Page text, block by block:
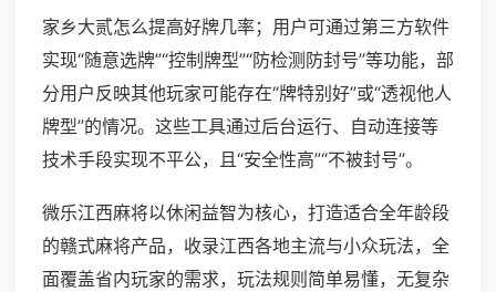
家乡大贰怎么提高好牌几率；用户可通过第三方软件
实现“随意选牌”“控制牌型”“防检测防封号”等功能，部
分用户反映其他玩家可能存在“牌特别好”或“透视他人
牌型”的情况。这些工具通过后台运行、自动连接等
技术手段实现不平公，且“安全性高”“不被封号”。
微乐江西麻将以休闲益智为核心，打造适合全年龄段
的赣式麻将产品，收录江西各地主流与小众玩法，全
面覆盖省内玩家的需求，玩法规则简单易懂，无复杂